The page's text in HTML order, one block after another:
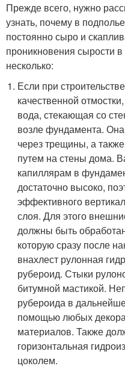
Прежде всего, нужно
узнать, почему в
постоянно сыро и
проникновения сырости
несколько:
Если при
качественной
вода, стекающая со
возле фундамента.
через трещины, а
путем на стены дома.
капиллярам в
достаточно высоко,
эффективного
слоя. Для этого
должны быть
которую сразу после
внахлест рулонная
рубероид. Стыки
битумной мастикой.
рубероида в
помощью любых
материалов. Также
горизонтальная
цоколем.